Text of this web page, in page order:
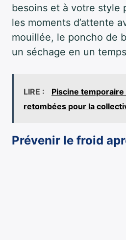
besoins et à votre style
les moments d’attente
mouillée, le poncho de
un séchage en un
LIRE :
Piscine
retombées pour la
Prévenir le froid